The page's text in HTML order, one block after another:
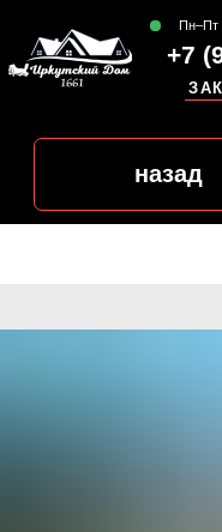
+7 (950)
ЗАКАЗАТЬ